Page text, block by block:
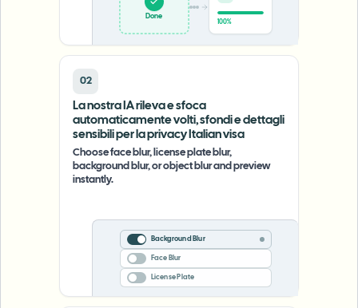
Done
100%
02
La nostra IA rileva e sfoca
automaticamente volti, sfondi e dettagli
sensibili per la privacy Italian visa
Choose face blur, license plate blur,
background blur, or object blur and preview
instantly.
Background Blur
Face Blur
License Plate